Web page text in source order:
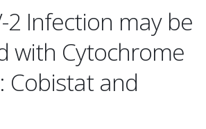
2 Infection may be
with Cytochrome
Cobistat and